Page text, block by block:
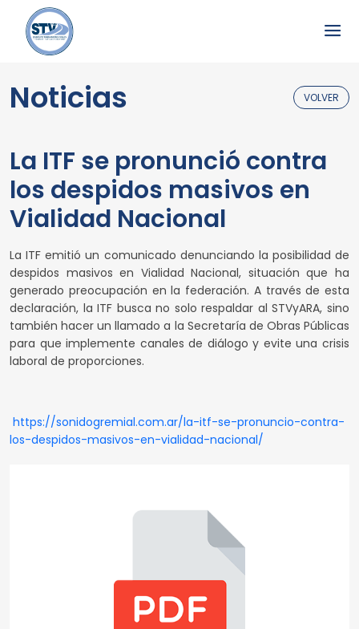
Noticias VOLVER
La ITF se pronunció contra
los despidos masivos en
Vialidad Nacional
La ITF emitió un comunicado denunciando la posibilidad de
despidos masivos en Vialidad Nacional, situación que ha
generado preocupación en la federación. A través de esta
declaración, la ITF busca no solo respaldar al STVyARA, sino
también hacer un llamado a la Secretaría de Obras Públicas
para que implemente canales de diálogo y evite una crisis
laboral de proporciones.
https://sonidogremial.com.ar/la-itf-se-pronuncio-contra-
los-despidos-masivos-en-vialidad-nacional/